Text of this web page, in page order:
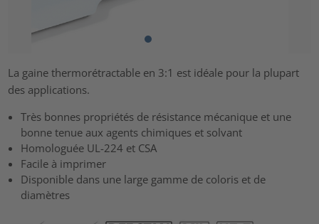
La gaine thermorétractable en 3:1 est idéale pour la plupart
des applications.
Très bonnes propriétés de résistance mécanique et une
bonne tenue aux agents chimiques et solvant
Homologuée UL-224 et CSA
Facile à imprimer
Disponible dans une large gamme de coloris et de
diamètres